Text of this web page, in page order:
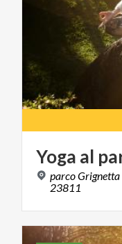
Yoga al
parco
23811